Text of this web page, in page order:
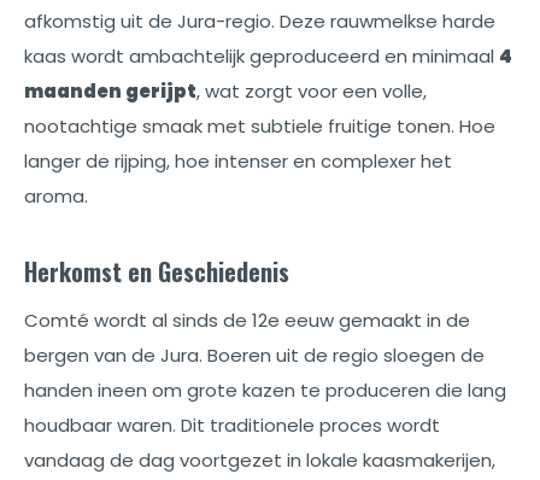
afkomstig uit de Jura-regio. Deze rauwmelkse harde
kaas wordt ambachtelijk geproduceerd en minimaal 4
maanden gerijpt, wat zorgt voor een volle,
nootachtige smaak met subtiele fruitige tonen. Hoe
langer de rijping, hoe intenser en complexer het
aroma.
Herkomst en Geschiedenis
Comté wordt al sinds de 12e eeuw gemaakt in de
bergen van de Jura. Boeren uit de regio sloegen de
handen ineen om grote kazen te produceren die lang
houdbaar waren. Dit traditionele proces wordt
vandaag de dag voortgezet in lokale kaasmakerijen,